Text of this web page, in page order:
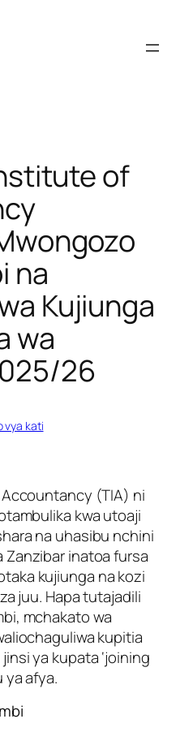
of
na
Kujiunga
wa
26
vya kati
(TIA) ni
kwa utoaji
na uhasibu nchini
Zanzibar inatoa fursa
kujiunga na kozi
juu. Hapa tutajadili
mchakato wa
kupitia
ya kupata ‘joining
ya afya.